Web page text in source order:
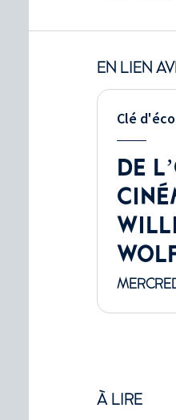
EN LIEN
Clé
DE
À LIRE